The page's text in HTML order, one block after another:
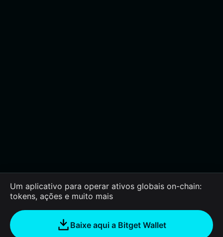
Um aplicativo para operar ativos globais on-chain:
tokens, ações e muito mais
Baixe aqui a Bitget Wallet